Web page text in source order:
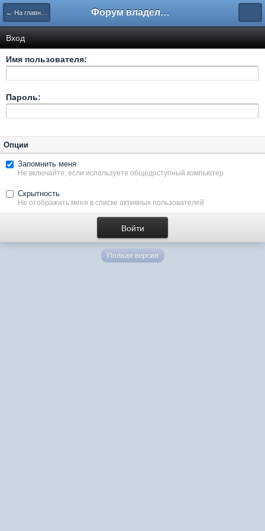
← На главную Форум владельцев интернет-магазинов
Вход
Имя пользователя:
Пароль:
Опции
Запомнить меня
Не включайте, если используете общедоступный компьютер
Скрытность
Не отображать меня в списке активных пользователей
Полная версия